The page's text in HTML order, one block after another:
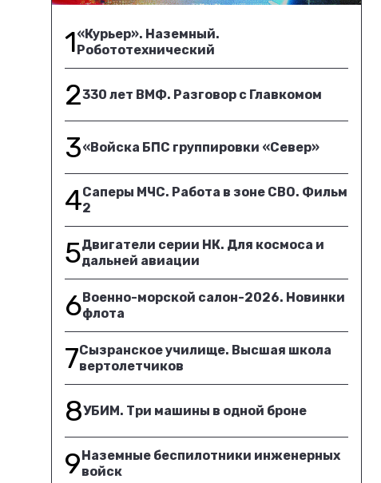
1«Курьер». Наземный.
Робототехнический
2330 лет ВМФ. Разговор с Главкомом
3«Войска БПС группировки «Север»
4Саперы МЧС. Работа в зоне СВО. Фильм
2
5Двигатели серии НК. Для космоса и
дальней авиации
6Военно-морской салон-2026. Новинки
флота
7Сызранское училище. Высшая школа
вертолетчиков
8УБИМ. Три машины в одной броне
9Наземные беспилотники инженерных
войск